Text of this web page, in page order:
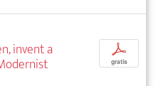
invent a
p
gratis